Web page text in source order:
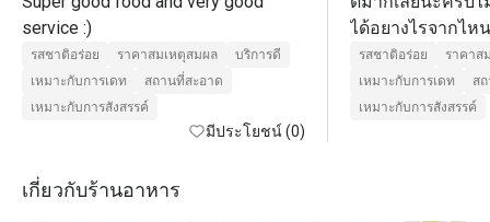
service :)
รสชาติอร่อย ราคาสมเหตุสมผล
บริการดี
เหมาะกับการเดท
สถานที่สะอาด
เหมาะกับการสังสรรค์
มีประโยชน์ (0)
ได้อยางไรจากไ
ดีแบบหาที่เทียบเ
โลกไหนก็ตามที่
โลกนี้ถ้าได้เห็นข
รสชาติอร่อย
ราคาส
เหมาะกับการเดท
ส
เหมาะกับการสังสรรค์
เกี่ยวกับร้านอาหาร